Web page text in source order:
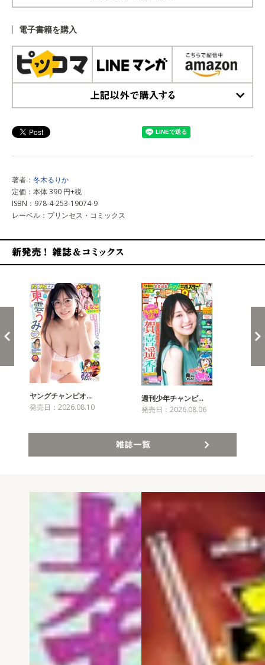
電子書籍を購入
著者： 冬木るりか
定価：本体 390 円+税
ISBN：978-4-253-19074-9
レーベル：プリンセス・コミックス
ヤングチャンピオ…
発売日：2026.08.10
週刊少年チャンピ…
発売日：2026.08.06